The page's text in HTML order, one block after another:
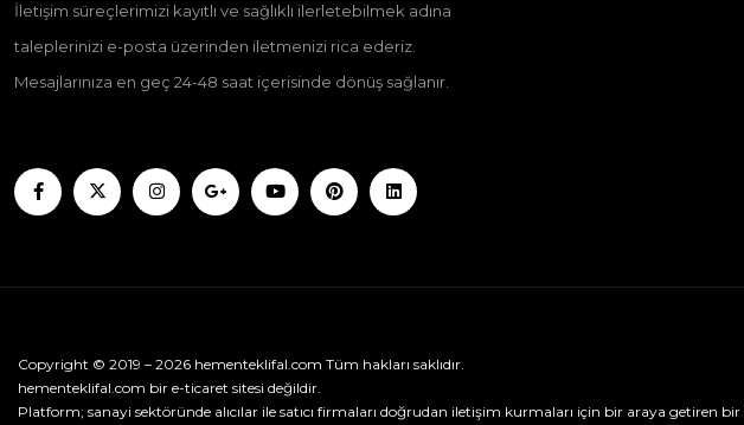
İletişim süreçlerimizi kayıtlı ve sağlıklı ilerletebilmek adına
taleplerinizi e-posta üzerinden iletmenizi rica ederiz.
Mesajlarınıza en geç 24-48 saat içerisinde dönüş sağlanır.
Copyright © 2019 – 2026 hementeklifal.com Tüm hakları saklıdır.
hementeklifal.com bir e-ticaret sitesi değildir.
Platform; sanayi sektöründe alıcılar ile satıcı firmaları doğrudan iletişim kurmaları için bir araya getiren bir